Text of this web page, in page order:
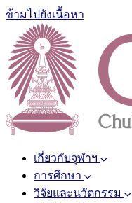
ข้ามไปยังเนื้อหา
เกี่ยวกับจุฬาฯ
การศึกษา
วิจัยและนวัตกรรม